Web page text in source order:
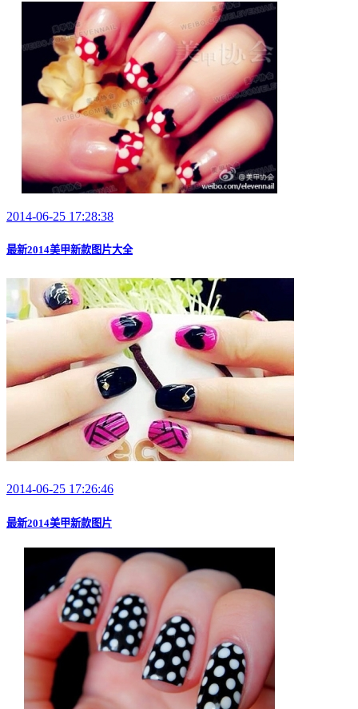
2014-06-25 17:28:38
最新2014美甲新款图片大全
2014-06-25 17:26:46
最新2014美甲新款图片